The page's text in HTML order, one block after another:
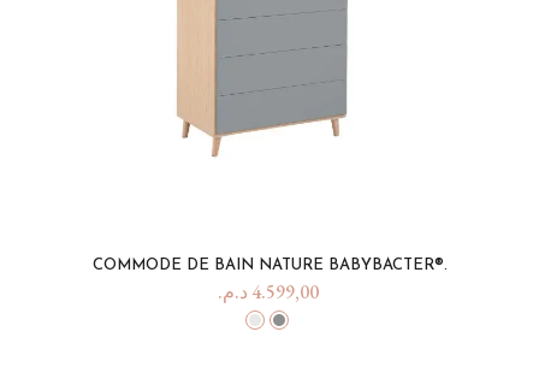
COMMODE DE BAIN NATURE BABYBACTER®.
4.599,00 د.م.